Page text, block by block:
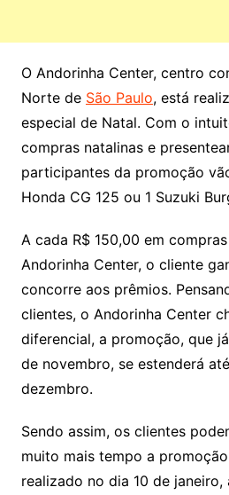
O Andorinha Center, centro
Norte de São Paulo, está
especial de Natal. Com o
compras natalinas e
participantes da promoção
Honda CG 125 ou 1 Suzuki
A cada R$ 150,00 em
Andorinha Center, o cliente
concorre aos prêmios.
clientes, o Andorinha Center
diferencial, a promoção, que
de novembro, se estenderá
dezembro.
Sendo assim, os clientes
muito mais tempo a
realizado no dia 10 de